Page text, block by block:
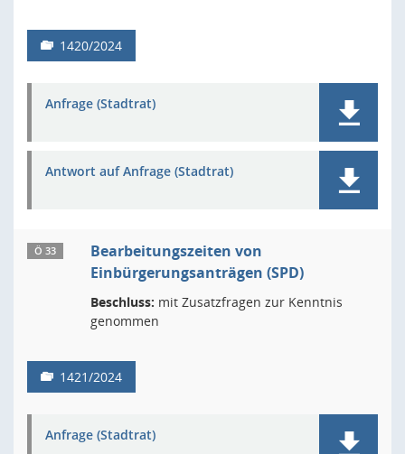
1420/2024
Anfrage (Stadtrat)
Antwort auf Anfrage (Stadtrat)
Ö 33
Bearbeitungszeiten von
Einbürgerungsanträgen (SPD)
Beschluss: mit Zusatzfragen zur Kenntnis
genommen
1421/2024
Anfrage (Stadtrat)